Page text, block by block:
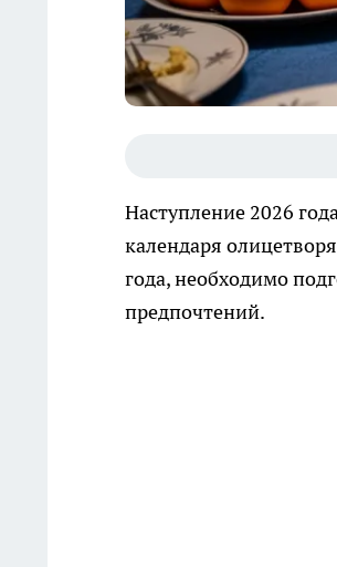
Наступление 2026
календаря
года, необходимо
предпочтений.